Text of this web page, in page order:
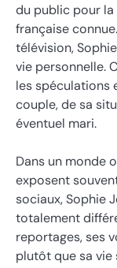
du public pour
française
télévision,
vie personnelle.
les spéculations
couple, de sa
éventuel mari.
Dans un monde
exposent
sociaux, Sophie
totalement
reportages, ses
plutôt que sa vie